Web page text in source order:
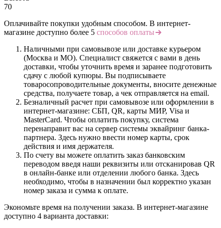
70
Оплачивайте покупки удобным способом. В интернет-
магазине доступно более 5 способов оплаты
Наличными при самовывозе или доставке курьером
(Москва и МО). Специалист свяжется с вами в день
доставки, чтобы уточнить время и заранее подготовить
сдачу с любой купюры. Вы подписываете
товаросопроводительные документы, вносите денежные
средства, получаете товар, а чек отправляется на email.
Безналичный расчет при самовывозе или оформлении в
интернет-магазине: СБП, QR, карты МИР, Visa и
MasterCard. Чтобы оплатить покупку, система
перенаправит вас на сервер системы эквайринг банка-
партнера. Здесь нужно ввести номер карты, срок
действия и имя держателя.
По счету вы можете оплатить заказ банковским
переводом введя наши реквизиты или отсканировав QR
в онлайн-банке или отделении любого банка. Здесь
необходимо, чтобы в назначении был корректно указан
номер заказа и сумма к оплате.
Экономьте время на получении заказа. В интернет-магазине
доступно 4 варианта доставки: